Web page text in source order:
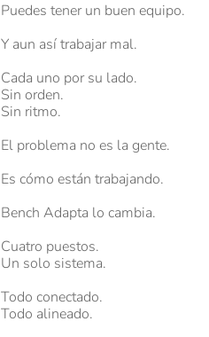
Puedes tener un buen equipo.
Y aun así trabajar mal.
Cada uno por su lado.
Sin orden.
Sin ritmo.
El problema no es la gente.
Es cómo están trabajando.
Bench Adapta lo cambia.
Cuatro puestos.
Un solo sistema.
Todo conectado.
Todo alineado.